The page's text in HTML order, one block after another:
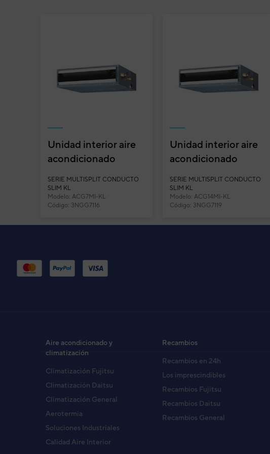
Unidad interior aire acondicionado multisplit
Alimentación eléctrica
Caudal de aire SB
Presión sonora SB
Diámetro tubería - Líquido / Gas
Peso neto
Unidad interior aire
acondicionado
General ACG7MI-...
SERIE MULTISPLIT CONDUCTO
SLIM KL
Modelo: ACG7MI-KL
Código: 3NGG7116
Unidad interior aire
acondicionado
General ACG14MI...
SERIE MULTISPLIT CONDUCTO
SLIM KL
Modelo: ACG14MI-KL
Código: 3NGG7119
Aire acondicionado y
climatización
Climatización Fujitsu
Climatización Daitsu
Climatización General
Aerotermia
Soluciones Industriales
Calidad Aire Interior
Recambios
Recambios en 24h
Los imprescindibles
Recambios Fujitsu
Recambios Daitsu
Recambios General